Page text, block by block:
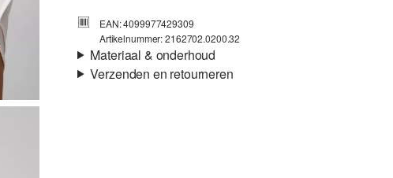
EAN: 4099977429309
Artikelnummer: 2162702.0200.32
Materiaal & onderhoud
Verzenden en retourneren